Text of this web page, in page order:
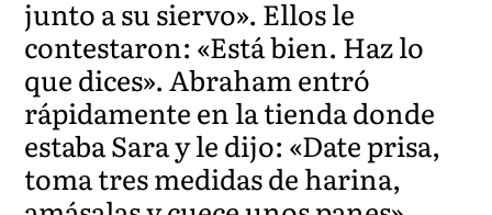
junto a su siervo». Ellos le
contestaron: «Está bien. Haz lo
que dices». Abraham entró
rápidamente en la tienda donde
estaba Sara y le dijo: «Date prisa,
toma tres medidas de harina,